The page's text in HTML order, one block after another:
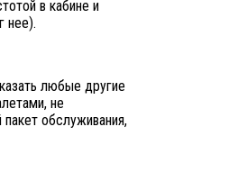
в кабине и
нее).
любые другие
не
обслуживания,